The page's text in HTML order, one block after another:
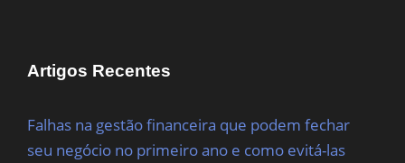
Artigos Recentes
Falhas na gestão financeira que podem fechar
seu negócio no primeiro ano e como evitá-las